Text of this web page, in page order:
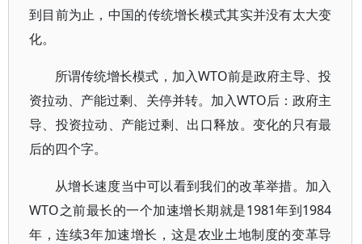
到目前为止，中国的传统增长模式其实并没有太大变
化。
所谓传统增长模式，加入WTO前是政府主导、投
资拉动、产能过剩、关停并转。加入WTO后：政府主
导、投资拉动、产能过剩、出口释放。变化的只有最
后的四个字。
从增长速度当中可以看到我们的改革举措。加入
WTO之前最长的一个加速增长期就是1981年到1984
年，连续3年加速增长，这是农业土地制度的变革导